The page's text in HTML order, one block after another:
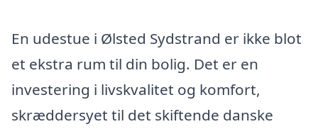
En udestue i Ølsted Sydstrand er ikke blot
et ekstra rum til din bolig. Det er en
investering i livskvalitet og komfort,
skræddersyet til det skiftende danske